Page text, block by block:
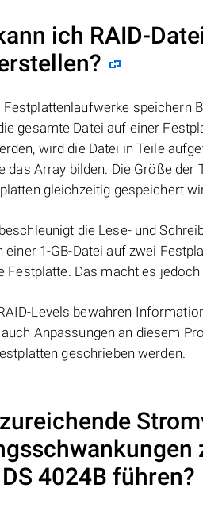
ich RAID-
speichern
gesamte Datei auf einer
wird die Datei in Teile
das Array bilden. Die Größe
gleichzeitig gespeichert
die Lese- und
einer 1-GB-Datei auf zwei
Festplatte. Das macht es
Levels bewahren
auch Anpassungen an diesem
geschrieben werden.
4024B führen?